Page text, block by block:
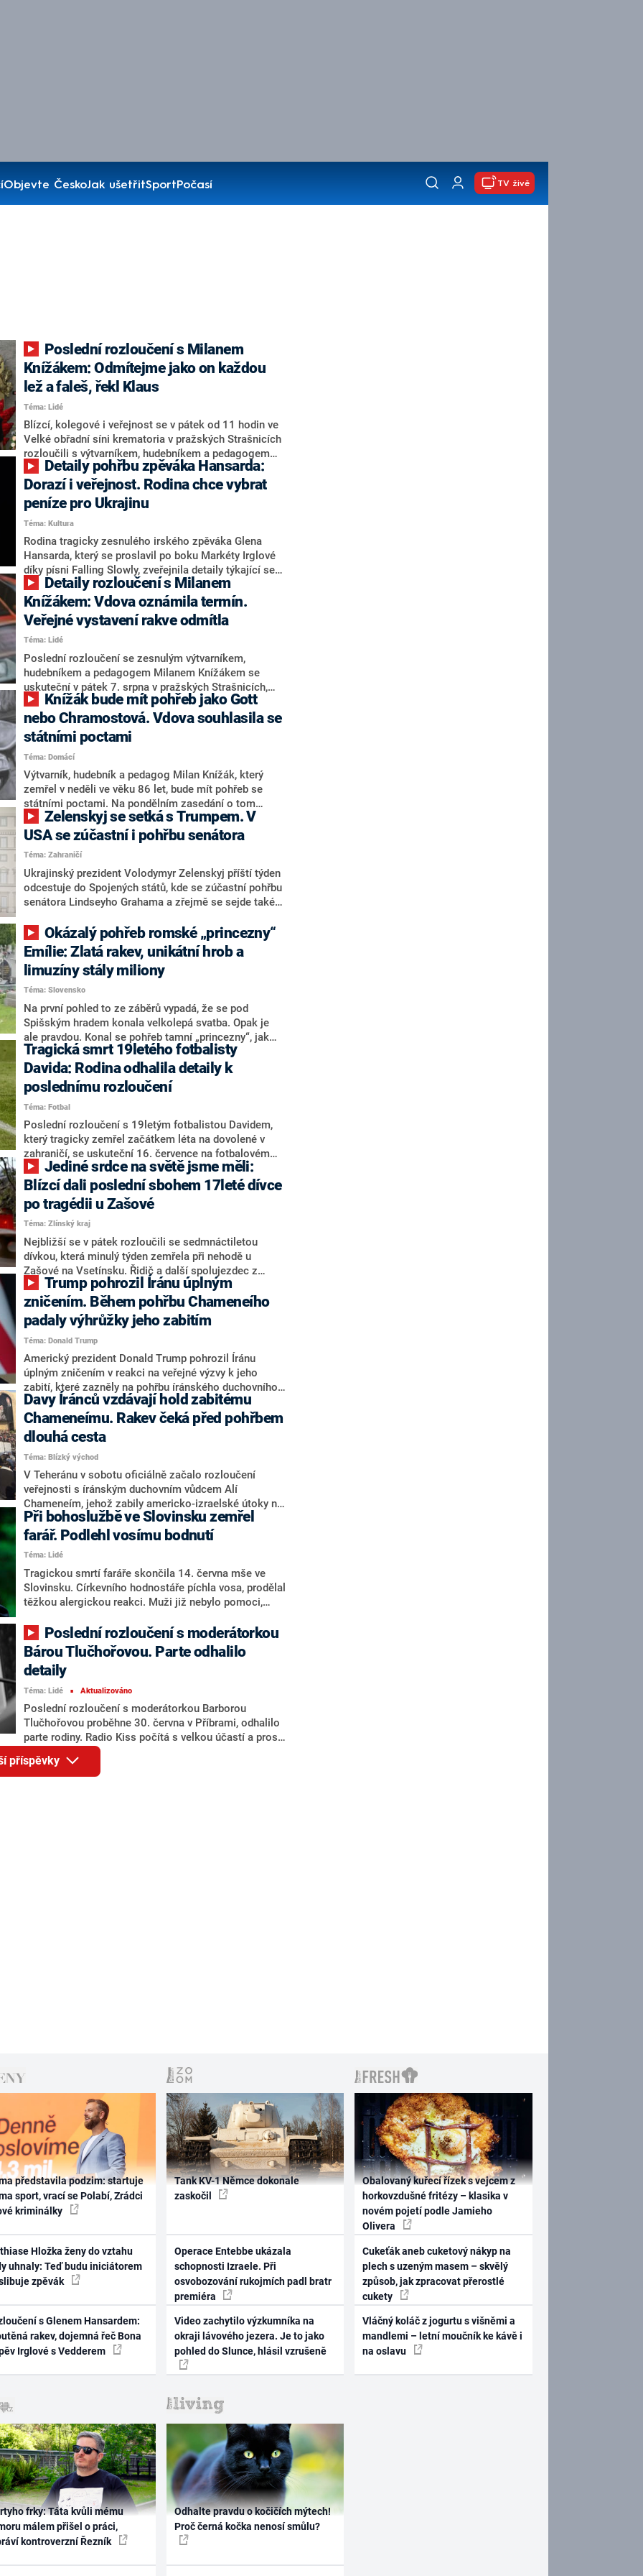
Objevte ČeskoJak ušetřitSportPočasí TV živě
Knížákem: Odmítejme jako on každou
lež a faleš, řekl Klaus
Téma: Lidé
Blízcí, kolegové i veřejnost se v pátek od 11 hodin ve
Velké obřadní síni krematoria v pražských Strašnicích
rozloučili s výtvarníkem, hudebníkem a pedagogem
Milanem Knížákem. Se smuteční řečí vystoupil
Knížákův blízký přítel, bývalý prezident Václav Klaus, a
také ministr kultury Oto Klempíř (za Motoristy).
Pohřeb se konal podle rozhodnutí vlády a se
souhlasem rodiny se státními poctami. Knížák zemřel
v neděli 26. července ve věku 86 let.
Dorazí i veřejnost. Rodina chce vybrat
peníze pro Ukrajinu
Téma: Kultura
Rodina tragicky zesnulého irského zpěváka Glena
Hansarda, který se proslavil po boku Markéty Irglové
díky písni Falling Slowly, zveřejnila detaily týkající se
jeho pohřbu. Dorazit na něj bude moci i veřejnost,
pozůstalí navíc vyzvali smuteční hosty, aby místo
pořizování květin či darů přispěli mimo jiné na pomoc
napadené Ukrajině. Informoval o tom web Irish Mirror.
Knížákem: Vdova oznámila termín.
Veřejné vystavení rakve odmítla
Téma: Lidé
Poslední rozloučení se zesnulým výtvarníkem,
hudebníkem a pedagogem Milanem Knížákem se
uskuteční v pátek 7. srpna v pražských Strašnicích,
uvedla vdova Marie Knížáková. Knížák zemřel v neděli
ve věku 86 let. Bude mít pohřeb se státními poctami, o
čemž rozhodla v pondělí vláda Andreje Babiše (ANO) a
rodina s tím souhlasila. Dojednání podrobností se
chopilo ministerstvo kultury. O tom, jakou formu státní
pocty budou mít, se podle Knížákové zatím jedná.
nebo Chramostová. Vdova souhlasila se
státními poctami
Téma: Domácí
Výtvarník, hudebník a pedagog Milan Knížák, který
zemřel v neděli ve věku 86 let, bude mít pohřeb se
státními poctami. Na pondělním zasedání o tom
rozhodla vláda, informoval vicepremiér Karel Havlíček
(ANO). S plánem kabinetu poté vyslovila souhlas
rodina. Vláda stejně rozhodla také v únoru v případě
herečky Jany Brejchové, její rodina však nabídku
naopak nevyužila.
USA se zúčastní i pohřbu senátora
Téma: Zahraničí
Ukrajinský prezident Volodymyr Zelenskyj příští týden
odcestuje do Spojených států, kde se zúčastní pohřbu
senátora Lindseyho Grahama a zřejmě se sejde také
S odvoláním na informované zdroje to v pátek uvedla
ukrajinská veřejnoprávní stanice Suspilne.
Emílie: Zlatá rakev, unikátní hrob a
limuzíny stály miliony
Téma: Slovensko
Na první pohled to ze záběrů vypadá, že se pod
Spišským hradem konala velkolepá svatba. Opak je
ale pravdou. Konal se pohřeb tamní „princezny“, jak
Emílii nazývali příbuzní. Pohřeb to byl více než
přepychový, účastnily se jej stovky lidí a celkový účet
se vyšplhal na miliony korun.
Tragická smrt 19letého fotbalisty
Davida: Rodina odhalila detaily k
poslednímu rozloučení
Téma: Fotbal
Poslední rozloučení s 19letým fotbalistou Davidem,
který tragicky zemřel začátkem léta na dovolené v
zahraničí, se uskuteční 16. července na fotbalovém
hřišti v Heršpicích u Slavkova. Rodina ve smutečním
oznámení poprosila, aby lidé chystající se na pohřeb
upustili od velkých květinových darů. Vyplývá to ze
smutečního parte.
Blízcí dali poslední sbohem 17leté dívce
po tragédii u Zašové
Téma: Zlínský kraj
Nejbližší se v pátek rozloučili se sedmnáctiletou
dívkou, která minulý týden zemřela při nehodě u
Zašové na Vsetínsku. Řidič a další spolujezdec z
místa utekli, aniž by komukoliv poskytli pomoc. Ve
voze navíc po nárazu kromě dívky zůstali další tři její
zranění kamarádi.
zničením. Během pohřbu Chameneího
padaly výhrůžky jeho zabitím
Téma: Donald Trump
Americký prezident Donald Trump pohrozil Íránu
úplným zničením v reakci na veřejné výzvy k jeho
zabití, které zazněly na pohřbu íránského duchovního
vůdce Alího Chameneího, informovala agentura AP.
Armáda Spojených států podle Trumpa dostala
patřičné rozkazy.
Davy Íránců vzdávají hold zabitému
Chameneímu. Rakev čeká před pohřbem
dlouhá cesta
Téma: Blízký východ
V Teheránu v sobotu oficiálně začalo rozloučení
veřejnosti s íránským duchovním vůdcem Alí
Chameneím, jehož zabily americko-izraelské útoky na
Teherán 28. února. Oznámila to podle agentury AFP v
6:00 místního času (4:30 SELČ) íránská státní
spojených s pohřbením ajatolláha.
Při bohoslužbě ve Slovinsku zemřel
farář. Podlehl vosímu bodnutí
Téma: Lidé
Tragickou smrtí faráře skončila 14. června mše ve
Slovinsku. Církevního hodnostáře píchla vosa, prodělal
těžkou alergickou reakci. Muži již nebylo pomoci,
Bárou Tlučhořovou. Parte odhalilo
detaily
Téma: Lidé ■ Aktualizováno
Poslední rozloučení s moderátorkou Barborou
Tlučhořovou proběhne 30. června v Příbrami, odhalilo
parte rodiny. Radio Kiss počítá s velkou účastí a prosí
o ohleduplnost. Hlasatelka podlehla rakovině mozku v
pondělí 22. června.
příspěvky
představila podzim: startuje
sport, vrací se Polabí, Zrádci
kriminálky
Hložka ženy do vztahu
uhnaly: Teď budu iniciátorem
zpěvák
s Glenem Hansardem:
rakev, dojemná řeč Bona
Irglové s Vedderem
Tank KV-1 Němce dokonale
zaskočil
Operace Entebbe ukázala
schopnosti Izraele. Při
osvobozování rukojmích padl bratr
premiéra
Video zachytilo výzkumníka na
okraji lávového jezera. Je to jako
pohled do Slunce, hlásil vzrušeně
Obalovaný kuřecí řízek s vejcem z
horkovzdušné fritézy – klasika v
novém pojetí podle Jamieho
Olivera
Cukeťák aneb cuketový nákyp na
plech s uzeným masem – skvělý
způsob, jak zpracovat přerostlé
cukety
Vláčný koláč z jogurtu s višněmi a
mandlemi – letní moučník ke kávě i
na oslavu
frky: Táta kvůli mému
málem přišel o práci,
kontroverzní Řezník
Odhalte pravdu o kočičích mýtech!
Proč černá kočka nenosí smůlu?